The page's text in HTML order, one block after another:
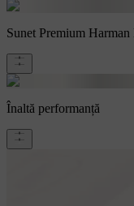
Sunet Premium Harman
Înaltă performanță